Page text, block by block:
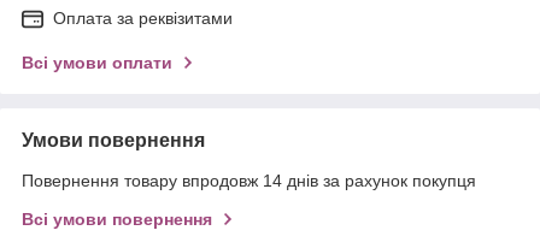
Оплата за реквізитами
Всі умови оплати
Умови повернення
Повернення товару впродовж 14 днів за рахунок покупця
Всі умови повернення